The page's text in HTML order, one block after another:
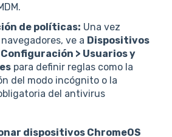
de políticas: Una vez
ve a Dispositivos
Configuración > Usuarios y
para definir reglas como la
del modo incógnito o la
del antivirus
dispositivos ChromeOS